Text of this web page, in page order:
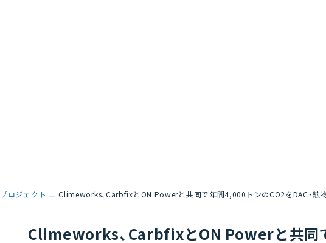
プロジェクト Climeworks、CarbfixとON Powerと共同で年間4,000トンのCO2をDAC・鉱
Climeworks、CarbfixとON Powerと共同